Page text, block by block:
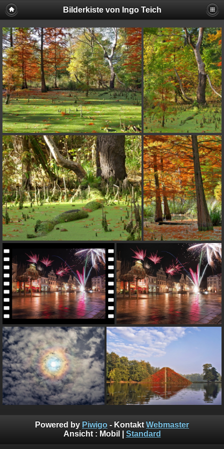
Bilderkiste von Ingo Teich
Powered by Piwigo - Kontakt Webmaster
Ansicht : Mobil Standard